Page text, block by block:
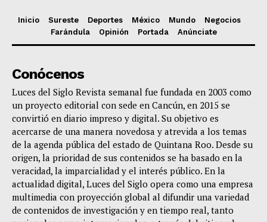
Inicio Sureste Deportes México Mundo
Negocios
Farándula
Opinión Portada Anúnciate
Conócenos
Luces del Siglo Revista semanal fue fundada en 2003 como
un proyecto editorial con sede en Cancún, en 2015 se
convirtió en diario impreso y digital. Su objetivo es
acercarse de una manera novedosa y atrevida a los temas
de la agenda pública del estado de Quintana Roo. Desde su
origen, la prioridad de sus contenidos se ha basado en la
veracidad, la imparcialidad y el interés público. En la
actualidad digital, Luces del Siglo opera como una empresa
multimedia con proyección global al difundir una variedad
de contenidos de investigación y en tiempo real, tanto